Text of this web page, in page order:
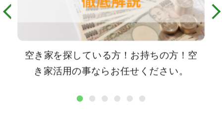
空き家を探している方！お持ちの方！空
き家活用の事ならお任せください。
1 2